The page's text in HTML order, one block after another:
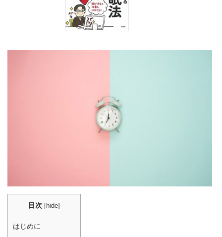
目次 [hide]
はじめに